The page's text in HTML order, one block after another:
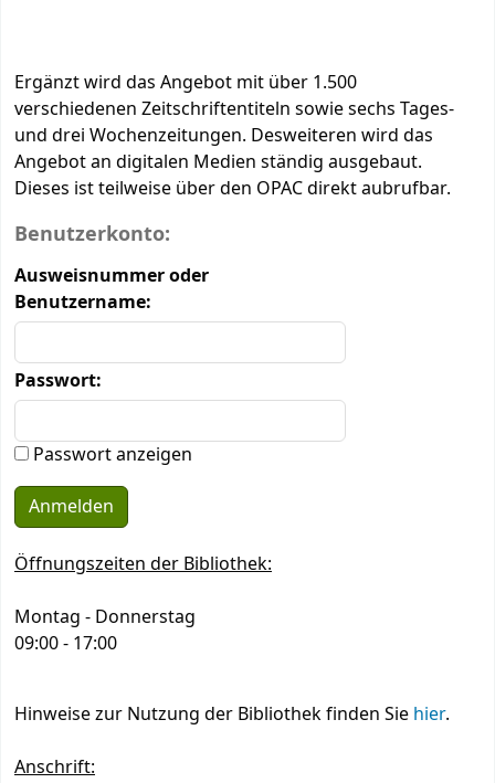
Ergänzt wird das Angebot mit über 1.500
verschiedenen Zeitschriftentiteln sowie sechs Tages-
und drei Wochenzeitungen. Desweiteren wird das
Angebot an digitalen Medien ständig ausgebaut.
Dieses ist teilweise über den OPAC direkt aubrufbar.
Anmeldeformular
Benutzerkonto:
Ausweisnummer oder
Benutzername:
Passwort:
Passwort anzeigen
Öffnungszeiten der Bibliothek:
Montag - Donnerstag
09:00 - 17:00
Hinweise zur Nutzung der Bibliothek finden Sie hier.
Anschrift: